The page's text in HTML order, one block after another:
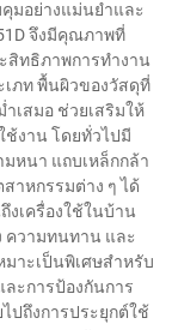
มอย่างแม่นยำและ
จึงมีคุณภาพที่
สิทธิภาพการทำงาน
เภท พื้นผิวของวัสดุที่
เสมอ ช่วยเสริมให้
ช้งาน โดยทั่วไปมี
หนา แถบเหล็กกล้า
าหกรรมต่าง ๆ ได้
งเครื่องใช้ในบ้าน
ความทนทาน และ
าะเป็นพิเศษสำหรับ
ละการป้องกันการ
ปถึงการประยุกต์ใช้